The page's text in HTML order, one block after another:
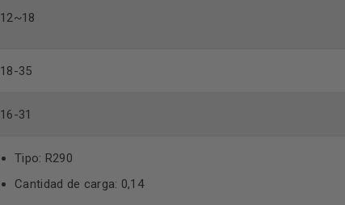
12~18
18-35
16-31
Tipo: R290
Cantidad de carga: 0,14